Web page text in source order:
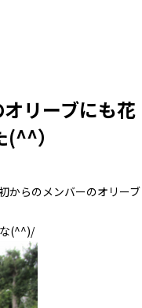
リーブにも花
）
からのメンバーのオリーブ
(^^)/